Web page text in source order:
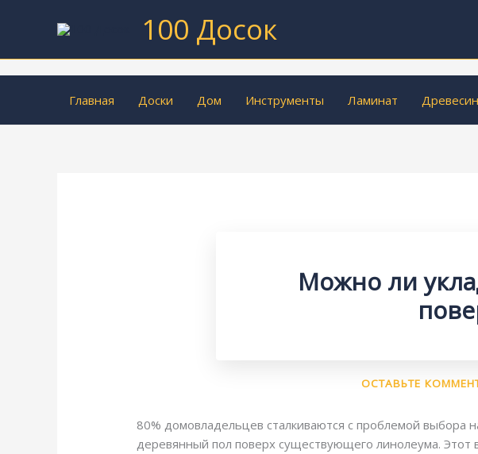
100 Досок
Главная Доски Дом Инструменты Ламинат
Можно ли
ОСТАВЬТЕ
80% домовладельцев сталкиваются с проблемой выбора
деревянный пол поверх существующего линолеума. Этот